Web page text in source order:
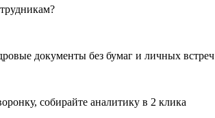
документы без бумаг и личных встреч
собирайте аналитику в 2 клика